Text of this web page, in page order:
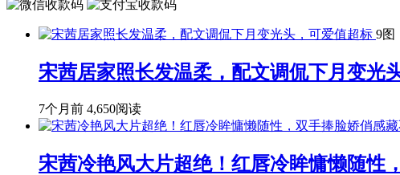
9图
宋茜居家照长发温柔，配文调侃下月变光
7个月前 4,650阅读
宋茜冷艳风大片超绝！红唇冷眸慵懒随性